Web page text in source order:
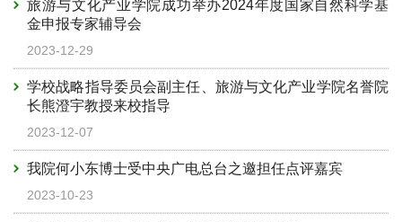
旅游与文化产业学院成功举办2024年度国家自然科学基
金申报专家辅导会
2023-12-29
学校战略指导委员会副主任、旅游与文化产业学院名誉院
长熊澄宇教授来校指导
2023-12-07
我院何小东博士受中央广电总台之邀担任点评嘉宾
2023-10-23